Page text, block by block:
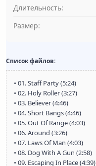
Длительность:
Размер:
Список файлов:
• 01. Staff Party (5:24)
• 02. Holy Roller (3:27)
• 03. Believer (4:46)
• 04. Short Bangs (4:46)
• 05. Out Of Range (4:03)
• 06. Around (3:26)
• 07. Laws Of Man (4:03)
• 08. Dog With A Gun (2:58)
• 09. Escaping In Place (4:39)